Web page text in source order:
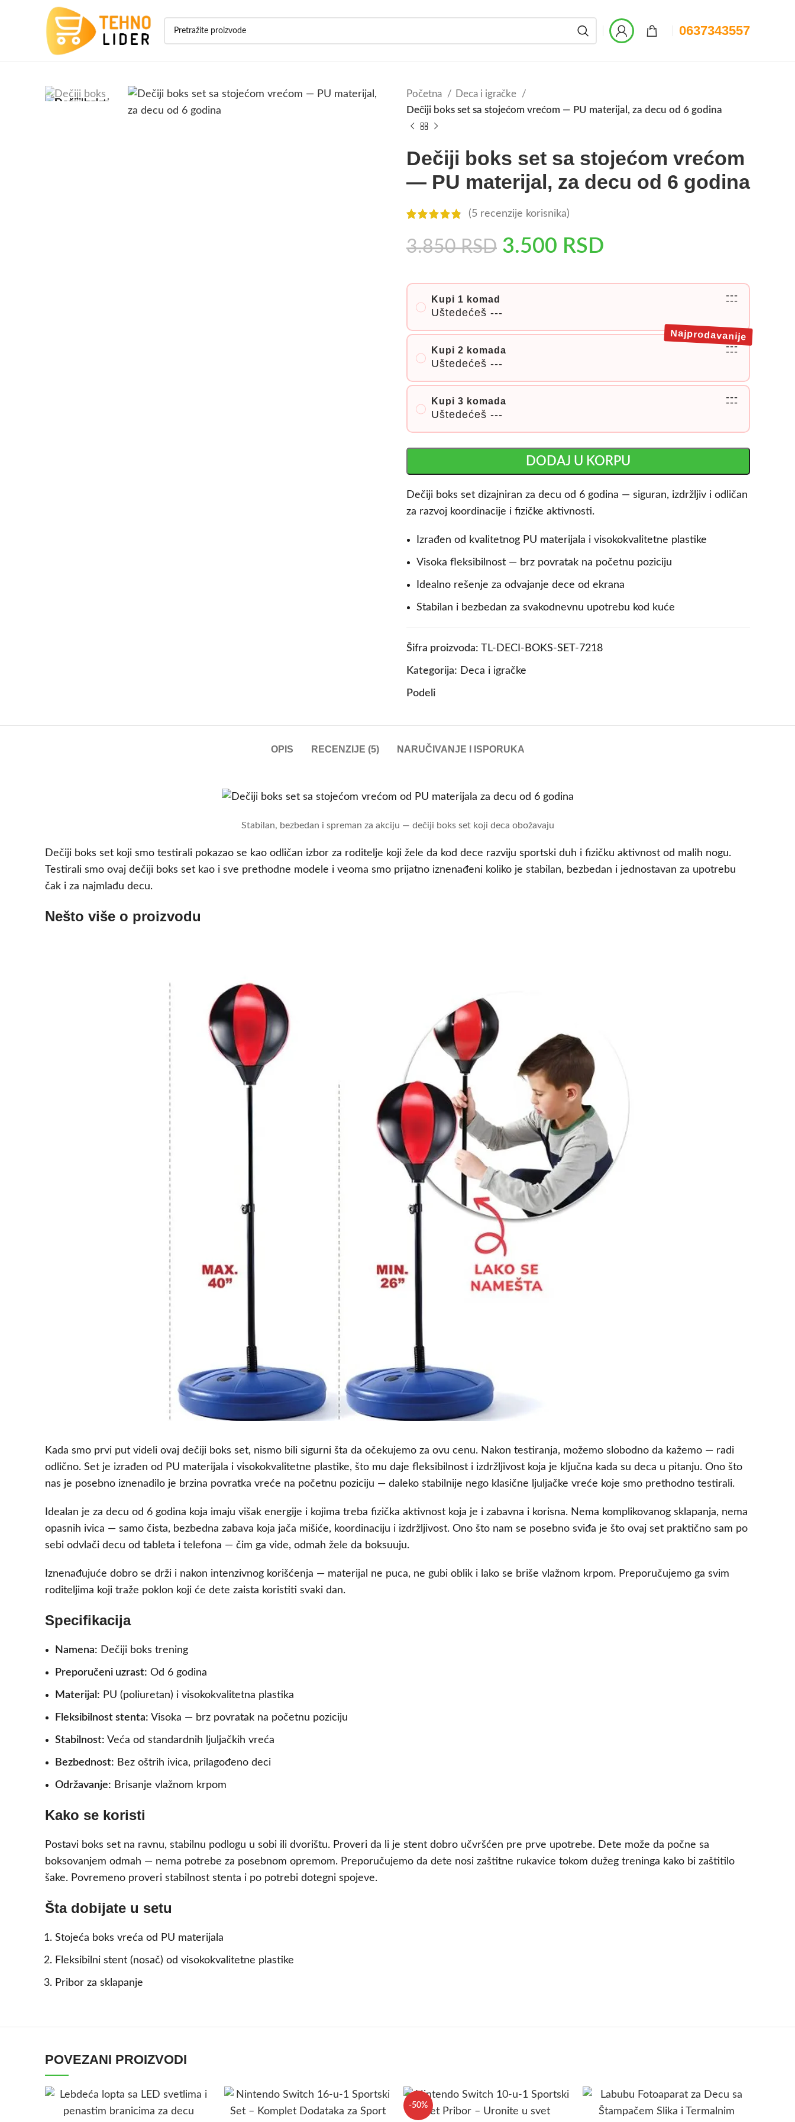
0637343557
Početna
Deca i igračke
Dečiji boks set sa stojećom vrećom — PU materijal, za decu od 6 godina
Dečiji boks set sa stojećom vrećom
— PU materijal, za decu od 6 godina
(5 recenzije korisnika)
3.850RSD 3.500 RSD
Kupi 1 komad
Uštedećeš ---
---
---
Kupi 2 komada
Uštedećeš ---
---
---
Najprodavanije
Kupi 3 komada
Uštedećeš ---
---
---
DODAJ U KORPU
Dečiji boks set dizajniran za decu od 6 godina — siguran, izdržljiv i odličan
za razvoj koordinacije i fizičke aktivnosti.
Izrađen od kvalitetnog PU materijala i visokokvalitetne plastike
Visoka fleksibilnost — brz povratak na početnu poziciju
Idealno rešenje za odvajanje dece od ekrana
Stabilan i bezbedan za svakodnevnu upotrebu kod kuće
Šifra proizvoda: TL-DECI-BOKS-SET-7218
Kategorija: Deca i igračke
Podeli
OPIS RECENZIJE (5) NARUČIVANJE I ISPORUKA
Stabilan, bezbedan i spreman za akciju — dečiji boks set koji deca obožavaju
Dečiji boks set koji smo testirali pokazao se kao odličan izbor za roditelje koji žele da kod dece razviju sportski duh i fizičku aktivnost od malih nogu.
Testirali smo ovaj dečiji boks set kao i sve prethodne modele i veoma smo prijatno iznenađeni koliko je stabilan, bezbedan i jednostavan za upotrebu
čak i za najmlađu decu.
Nešto više o proizvodu
Kada smo prvi put videli ovaj dečiji boks set, nismo bili sigurni šta da očekujemo za ovu cenu. Nakon testiranja, možemo slobodno da kažemo — radi
odlično. Set je izrađen od PU materijala i visokokvalitetne plastike, što mu daje fleksibilnost i izdržljivost koja je ključna kada su deca u pitanju. Ono što
nas je posebno iznenadilo je brzina povratka vreće na početnu poziciju — daleko stabilnije nego klasične ljuljačke vreće koje smo prethodno testirali.
Idealan je za decu od 6 godina koja imaju višak energije i kojima treba fizička aktivnost koja je i zabavna i korisna. Nema komplikovanog sklapanja, nema
opasnih ivica — samo čista, bezbedna zabava koja jača mišiće, koordinaciju i izdržljivost. Ono što nam se posebno sviđa je što ovaj set praktično sam po
sebi odvlači decu od tableta i telefona — čim ga vide, odmah žele da boksuuju.
Iznenađujuće dobro se drži i nakon intenzivnog korišćenja — materijal ne puca, ne gubi oblik i lako se briše vlažnom krpom. Preporučujemo ga svim
roditeljima koji traže poklon koji će dete zaista koristiti svaki dan.
Specifikacija
Namena: Dečiji boks trening
Preporučeni uzrast: Od 6 godina
Materijal: PU (poliuretan) i visokokvalitetna plastika
Fleksibilnost stenta: Visoka — brz povratak na početnu poziciju
Stabilnost: Veća od standardnih ljuljačkih vreća
Bezbednost: Bez oštrih ivica, prilagođeno deci
Održavanje: Brisanje vlažnom krpom
Kako se koristi
Postavi boks set na ravnu, stabilnu podlogu u sobi ili dvorištu. Proveri da li je stent dobro učvršćen pre prve upotrebe. Dete može da počne sa
boksovanjem odmah — nema potrebe za posebnom opremom. Preporučujemo da dete nosi zaštitne rukavice tokom dužeg treninga kako bi zaštitilo
šake. Povremeno proveri stabilnost stenta i po potrebi dotegni spojeve.
Šta dobijate u setu
Stojeća boks vreća od PU materijala
Fleksibilni stent (nosač) od visokokvalitetne plastike
Pribor za sklapanje
POVEZANI PROIZVODI
-50%